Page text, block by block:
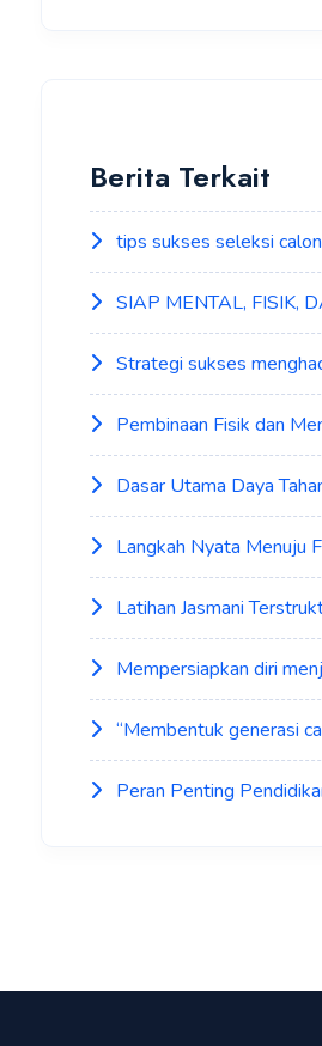
Berita Terkait
tips sukses seleksi
SIAP MENTAL, FISIK,
Strategi sukses
Pembinaan Fisik dan
Dasar Utama Daya
Langkah Nyata Menuju
Latihan Jasmani
Mempersiapkan diri
“Membentuk generasi
Peran Penting